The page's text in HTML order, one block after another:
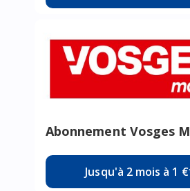
Abonnement Vosges
Jusqu'à 2 mois à 1